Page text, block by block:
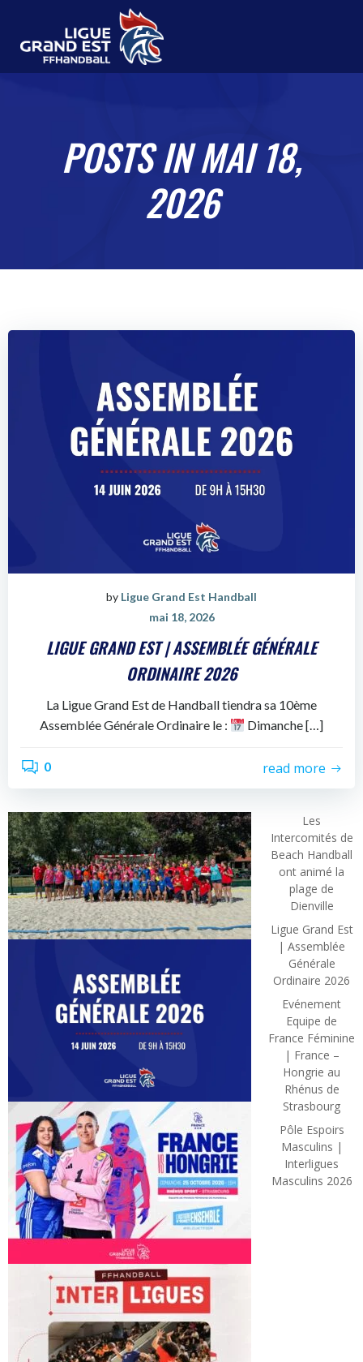
POSTS IN MAI 18,
2026
by Ligue Grand Est Handball
mai 18, 2026
LIGUE GRAND EST | ASSEMBLÉE GÉNÉRALE
ORDINAIRE 2026
La Ligue Grand Est de Handball tiendra sa 10ème
Assemblée Générale Ordinaire le :
Dimanche […]
0 read more
Les
Intercomités de
Beach Handball
ont animé la
plage de
Dienville
Ligue Grand Est
| Assemblée
Générale
Ordinaire 2026
Evénement
Equipe de
France Féminine
| France –
Hongrie au
Rhénus de
Strasbourg
Pôle Espoirs
Masculins |
Interligues
Masculins 2026